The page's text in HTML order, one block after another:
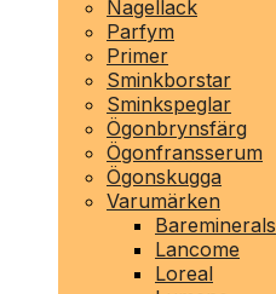
Nagellack
Parfym
Primer
Sminkborstar
Sminkspeglar
Ögonbrynsfärg
Ögonfransserum
Ögonskugga
Varumärken
Bareminerals
Lancome
Loreal